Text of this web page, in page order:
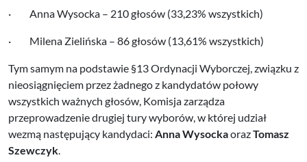
· Anna Wysocka – 210 głosów (33,23% wszystkich)
· Milena Zielińska – 86 głosów (13,61% wszystkich)
Tym samym na podstawie §13 Ordynacji Wyborczej, związku z
nieosiągnięciem przez żadnego z kandydatów połowy
wszystkich ważnych głosów, Komisja zarządza
przeprowadzenie drugiej tury wyborów, w której udział
wezmą następujący kandydaci: Anna WysockaorazTomasz
Szewczyk.